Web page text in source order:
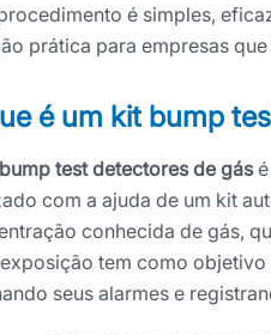
é simples,
prática para empresas
é um kit bump
test detectores de gásé
com a ajuda de um kit
conhecida de gás,
exposição tem como
seus alarmes e